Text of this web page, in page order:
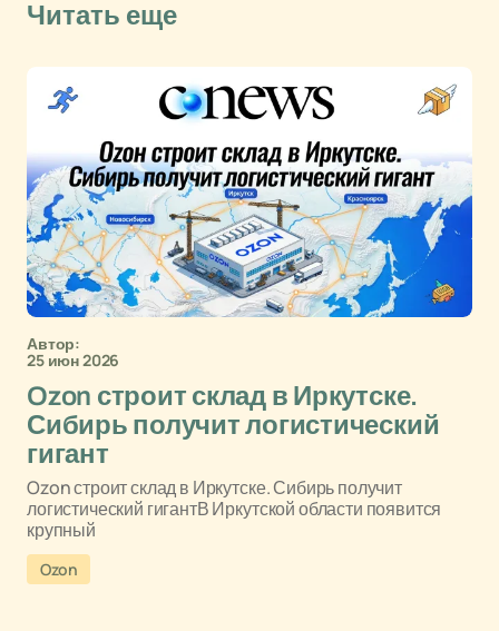
Читать еще
Автор:
25 июн 2026
Ozon строит склад в Иркутске.
Сибирь получит логистический
гигант
Ozon строит склад в Иркутске. Сибирь получит
логистический гигантВ Иркутской области появится
крупный
Ozon